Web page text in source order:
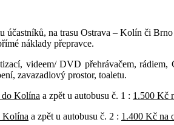
účastníků, na trasu Ostrava – Kolín či
náklady přepravce.
videem/ DVD přehrávačem, rádiem,
zavazadlový prostor, toaletu.
Kolína a zpět u autobusu č. 1 : 1.500 Kč
Kolína a zpět u autobusu č. 2 : 1.400 Kč na